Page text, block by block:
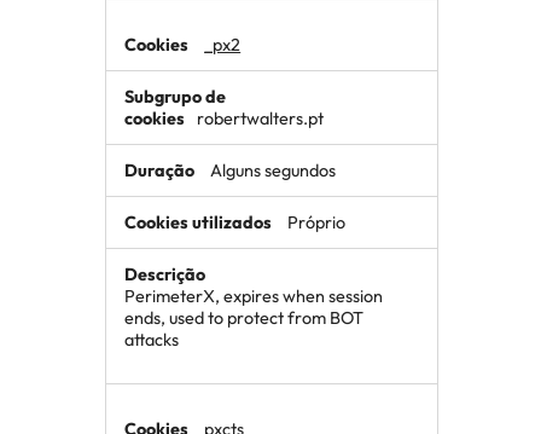
_px2
robertwalters.pt
Alguns segundos
Próprio
PerimeterX, expires when session
ends, used to protect from BOT
attacks
pxcts